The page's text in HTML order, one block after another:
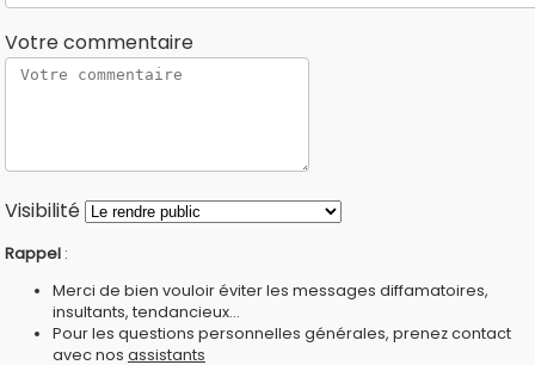
Votre commentaire
Visibilité
Rappel :
Merci de bien vouloir éviter les messages diffamatoires,
insultants, tendancieux...
Pour les questions personnelles générales, prenez contact
avec nos assistants